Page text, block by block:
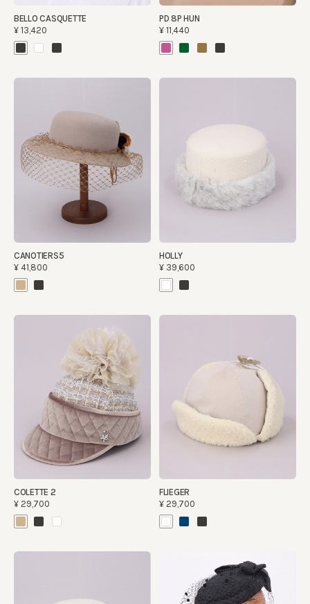
BELLO CASQUETTE
¥13,420
PD 8P HUN
¥11,440
CANOTIERS5
¥41,800
HOLLY
¥39,600
COLETTE 2
¥29,700
FLIEGER
¥29,700